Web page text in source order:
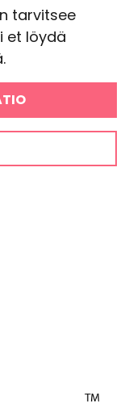
tarvitsee
et löydä